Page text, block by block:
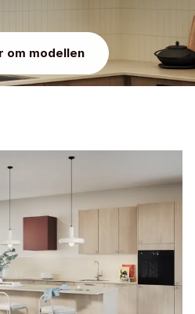
om modellen